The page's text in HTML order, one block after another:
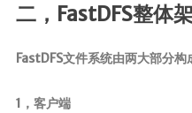
二，FastDFS整体
FastDFS文件系统由两大部分构
1，客户端
云原生
Docker